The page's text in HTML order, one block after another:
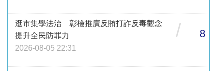
逛市集學法治 彰檢推廣反賄打詐反毒觀念
提升全民防罪力
2026-08-05 22:31
/ 8